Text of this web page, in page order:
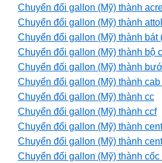
Chuyển đổi gallon (Mỹ) thành
Chuyển đổi gallon (Mỹ) thành
Chuyển đổi gallon (Mỹ) thành bát
Chuyển đổi gallon (Mỹ) thành bộ
Chuyển đổi gallon (Mỹ) thành
Chuyển đổi gallon (Mỹ) thành
Chuyển đổi gallon (Mỹ) thành cc
Chuyển đổi gallon (Mỹ) thành ccf
Chuyển đổi gallon (Mỹ) thành
Chuyển đổi gallon (Mỹ) thành
Chuyển đổi gallon (Mỹ) thành cốc